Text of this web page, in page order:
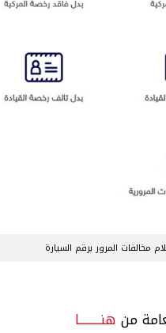
مخالفات المرور برقم السيارة
من هنـــــــــا